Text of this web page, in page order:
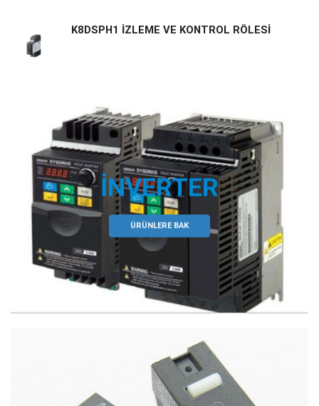
K8DSPH1 İZLEME VE KONTROL RÖLESİ
İNVERTER
ÜRÜNLERE BAK